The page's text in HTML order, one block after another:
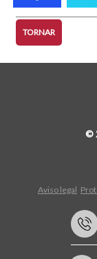
TORNAR
©
Aviso legal